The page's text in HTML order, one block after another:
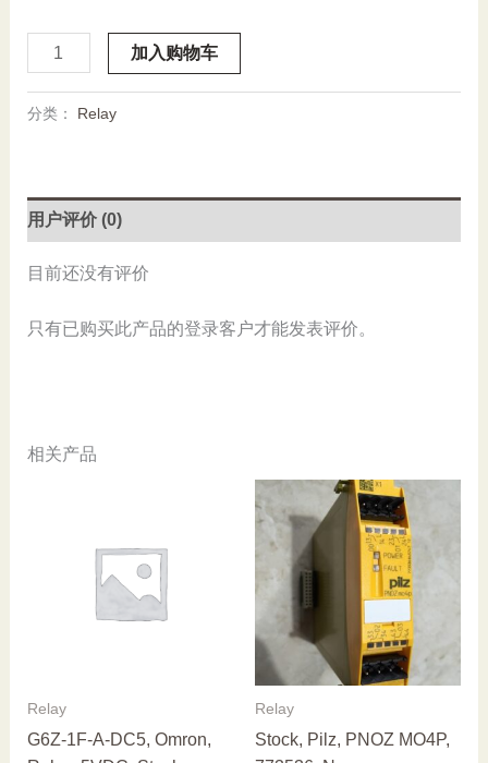
Stock,
Tyco,
SH-
1419128-
New
量
加入购物车
分类： Relay
用户评价 (0)
目前还没有评价
只有已购买此产品的登录客户才能发表评价。
相关产品
Relay
G6Z-1F-A-DC5, Omron,
Relay
Stock, Pilz, PNOZ MO4P,